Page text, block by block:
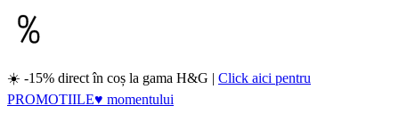
☀️ -15% direct în coș la gama H&G | Click aici pentru
PROMOTIILE♥ momentului